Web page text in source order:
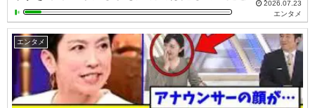
2026.07.23
エンタメ
エンタメ